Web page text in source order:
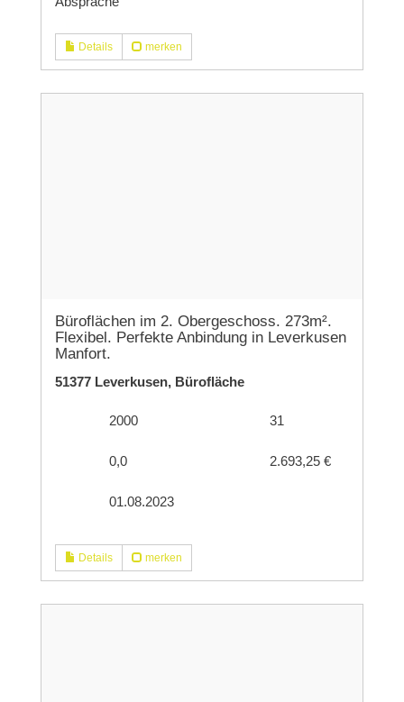
Details merken
Büroflächen im 2. Obergeschoss. 273m².
Flexibel. Perfekte Anbindung in Leverkusen
Manfort.
51377 Leverkusen, Bürofläche
2000 31
0,0 2.693,25 €
01.08.2023
Details merken